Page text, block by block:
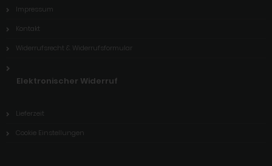
Impressum
Kontakt
Widerrufsrecht & Widerrufsformular
Elektronischer Widerruf
Lieferzeit
Cookie Einstellungen